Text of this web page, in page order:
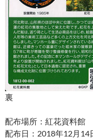
裏
配布場所：紅花資料館
配布日：2018年12月14